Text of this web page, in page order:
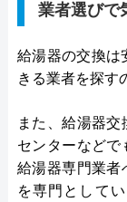
業者選びで
給湯器の交換は
きる業者を探す
また、給湯器
センターなどで
給湯器専門業者
を専門として